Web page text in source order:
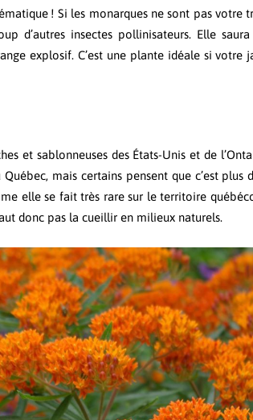
! Si les monarques ne sont pas votre
d’autres insectes pollinisateurs. Elle
explosif. C’est une plante idéale si votre
et sablonneuses des États-Unis et de
mais certains pensent que c’est plus
elle se fait très rare sur le territoire
donc pas la cueillir en milieux naturels.